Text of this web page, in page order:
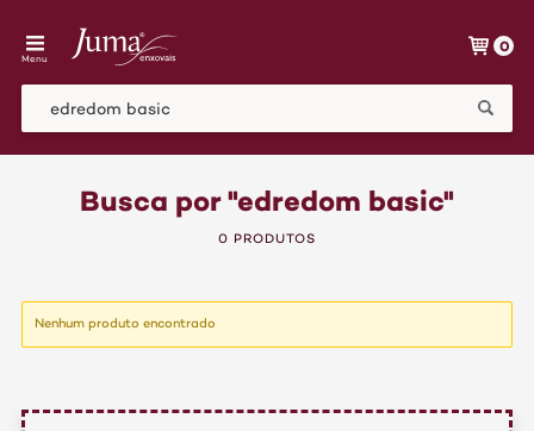
Menu
0
Busca por "edredom basic"
0 PRODUTOS
Nenhum produto encontrado